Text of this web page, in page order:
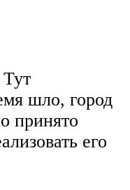
шло, город
принято
его